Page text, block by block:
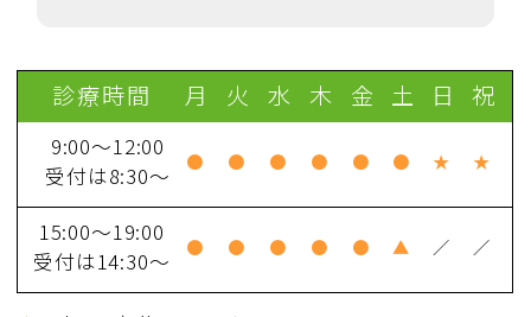
診療時間 月 火 水 木 金 土 日 祝
9:00～12:00
受付は8:30～
● ● ● ● ● ● ★ ★
15:00～19:00
受付は14:30～
● ● ● ● ● ▲ ／ ／